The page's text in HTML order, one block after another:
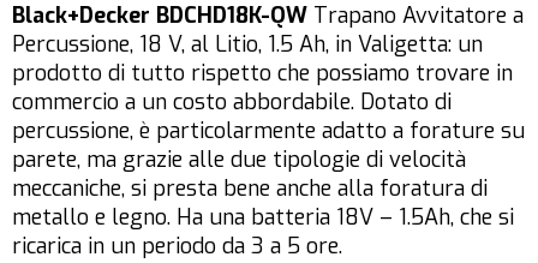
Black+Decker BDCHD18K-QW Trapano Avvitatore a
Percussione, 18 V, al Litio, 1.5 Ah, in Valigetta: un
prodotto di tutto rispetto che possiamo trovare in
commercio a un costo abbordabile. Dotato di
percussione, è particolarmente adatto a forature su
parete, ma grazie alle due tipologie di velocità
meccaniche, si presta bene anche alla foratura di
metallo e legno. Ha una batteria 18V – 1.5Ah, che si
ricarica in un periodo da 3 a 5 ore.